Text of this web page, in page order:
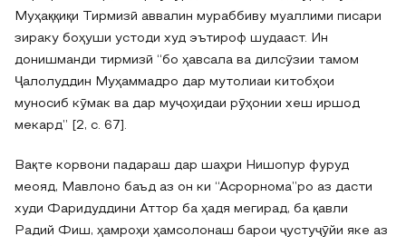
Муҳаққиқи Тирмизӣ аввалин мураббиву муаллими писари
зираку боҳуши устоди худ эътироф шудааст. Ин
донишманди тирмизӣ “бо ҳавсала ва дилсӯзии тамом
Ҷалолуддин Муҳаммадро дар мутолиаи китобҳои
муносиб кӯмак ва дар муҷоҳидаи рӯҳонии хеш иршод
мекард” [2, c. 67].
Вақте корвони падараш дар шаҳри Нишопур фуруд
меояд, Мавлоно баъд аз он ки “Асрорнома”ро аз дасти
худи Фаридуддини Аттор ба ҳадя мегирад, ба қавли
Радий Фиш, ҳамроҳи ҳамсолонаш барои ҷустуҷӯйи яке аз